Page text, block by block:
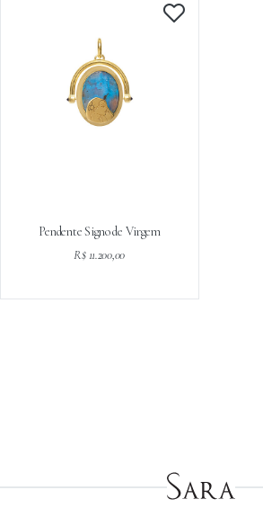
Pendente Signo de Virgem
R$ 11.200,00